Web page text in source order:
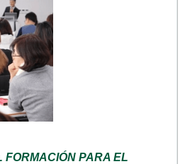
FORMACIÓN PARA EL